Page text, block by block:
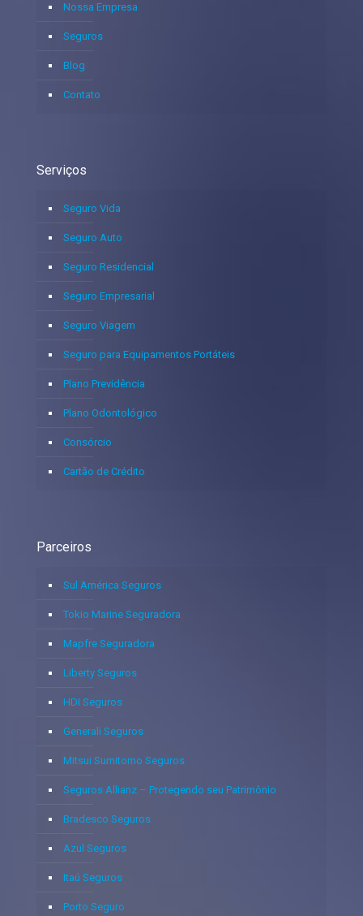
Nossa Empresa
Seguros
Blog
Contato
Serviços
Seguro Vida
Seguro Auto
Seguro Residencial
Seguro Empresarial
Seguro Viagem
Seguro para Equipamentos Portáteis
Plano Previdência
Plano Odontológico
Consórcio
Cartão de Crédito
Parceiros
Sul América Seguros
Tokio Marine Seguradora
Mapfre Seguradora
Liberty Seguros
HDI Seguros
Generali Seguros
Mitsui Sumitomo Seguros
Seguros Allianz – Protegendo seu Patrimônio
Bradesco Seguros
Azul Seguros
Itaú Seguros
Porto Seguro